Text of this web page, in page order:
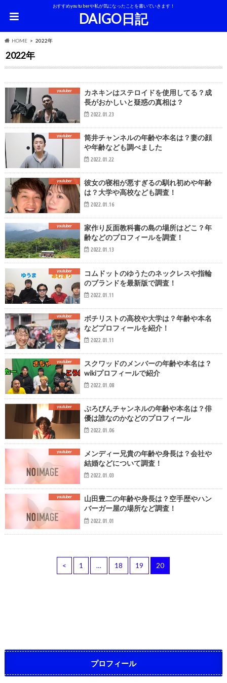
おすすめyoutuberや私が気になったことを書いていきます！
DAIGO日記
HOME 2022年
2022年
youtuber
カネキンはステロイドを使用してる？成
長がおかしいと疑惑の真相は？
2022.01.23
youtuber
筒井チャンネルの年齢や本名は？妻の顔
や年齢なども調べました
2022.01.22
youtuber
彼女の寝相が悪すぎるの馴れ初めや年齢
は？大学や高校なども調査！
2022.01.16
youtuber
家作り反面教科書の島の場所はどこ？年
齢などのプロフィールを調査！
2022.01.13
youtuber
コムドットのゆうたのネックレスや指輪
のブランドを最新版で調査！
2022.01.11
youtuber
ボチリストの高校や大学は？年齢や本名
などプロフィールを紹介！
2022.01.11
youtuber
スクワッドのメンバーの年齢や本名は？
wikiプロフィールで紹介
2022.01.08
youtuber
ぷろびんチャンネルの年齢や本名は？俳
優は誰なのかなどのプロフィール
2022.01.06
youtuber
メンディー兄貴の年齢や身長は？会社や
結婚などについて調査！
2022.01.03
youtuber
山田豊二の年齢や身長は？空手歴やハン
バーガー屋の場所など調査！
2022.01.01
< 1 … 18 19 20
プロフィール